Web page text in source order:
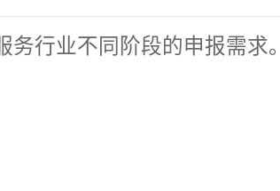
行业不同阶段的申报需求。